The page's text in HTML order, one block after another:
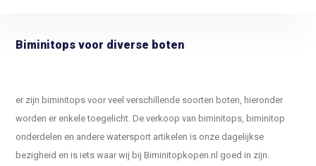
Biminitops voor diverse boten
er zijn biminitops voor veel verschillende soorten boten, hieronder
worden er enkele toegelicht. De verkoop van biminitops, biminitop
onderdelen en andere watersport artikelen is onze dagelijkse
bezigheid en is iets waar wij bij Biminitopkopen.nl goed in zijn.